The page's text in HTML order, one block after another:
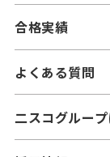
合格実績
よくある質問
二スコグルー